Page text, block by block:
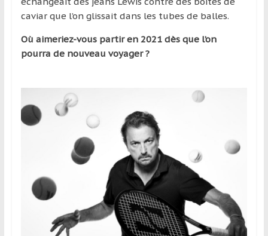
caviar que l’on glissait dans les tubes de balles.
Où aimeriez-vous partir en 2021 dès que l’on
pourra de nouveau voyager ?